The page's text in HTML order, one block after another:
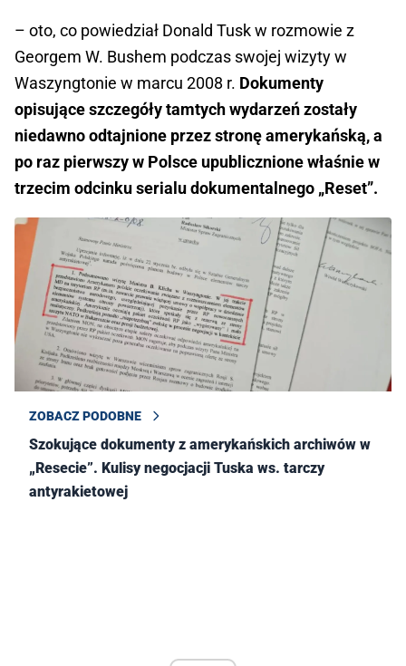
– oto, co powiedział Donald Tusk w rozmowie z
Georgem W. Bushem podczas swojej wizyty w
Waszyngtonie w marcu 2008 r. Dokumenty
opisujące szczegóły tamtych wydarzeń zostały
niedawno odtajnione przez stronę amerykańską, a
po raz pierwszy w Polsce upublicznione właśnie w
trzecim odcinku serialu dokumentalnego „Reset”.
ZOBACZ PODOBNE
Szokujące dokumenty z amerykańskich archiwów w
„Resecie”. Kulisy negocjacji Tuska ws. tarczy
antyrakietowej